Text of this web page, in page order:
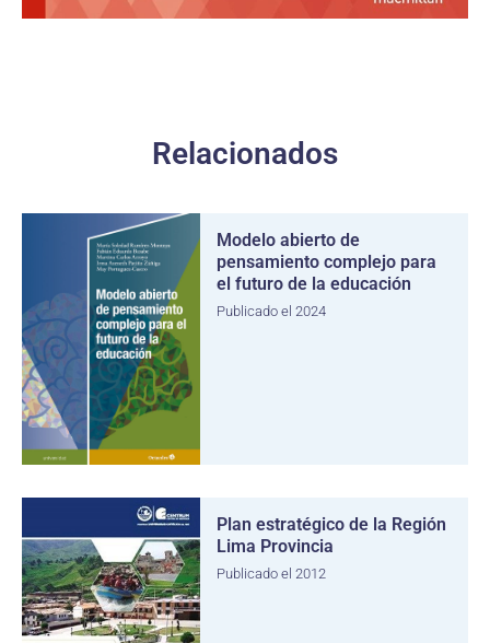
Relacionados
Modelo abierto de
pensamiento complejo para
el futuro de la educación
Publicado el 2024
Plan estratégico de la Región
Lima Provincia
Publicado el 2012